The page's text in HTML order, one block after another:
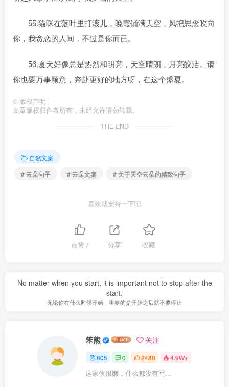
55.猫咪在落叶里打滚儿，晚霞铺满天空，风把思念吹向
你，我贪恋的人间，不过是你而已。
56.夏天好像总是热烈和明亮，天空晴朗，月亮皎洁。请
你也要万事顺意，奔赴更好的地方呀，在这个盛夏。
© 版权声明
文章版权归作者所有，未经允许请勿转载。
THE END
自然文案
# 云朵句子
# 云朵文案 # 关于天空云朵的精致句子
喜欢就支持一下吧
点赞7 分享 收藏
No matter when you start, it is important not to stop after the
start.
无论你在什么时候开始，重要的是开始之后就不要停止
笨熊 关注
805 0 2480 4.9W+
这家伙很懒，什么都没有写...